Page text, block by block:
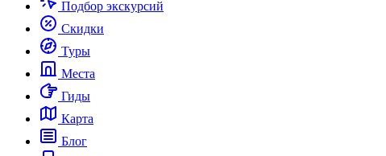
Подбор экскурсий
Скидки
Туры
Места
Гиды
Карта
Блог